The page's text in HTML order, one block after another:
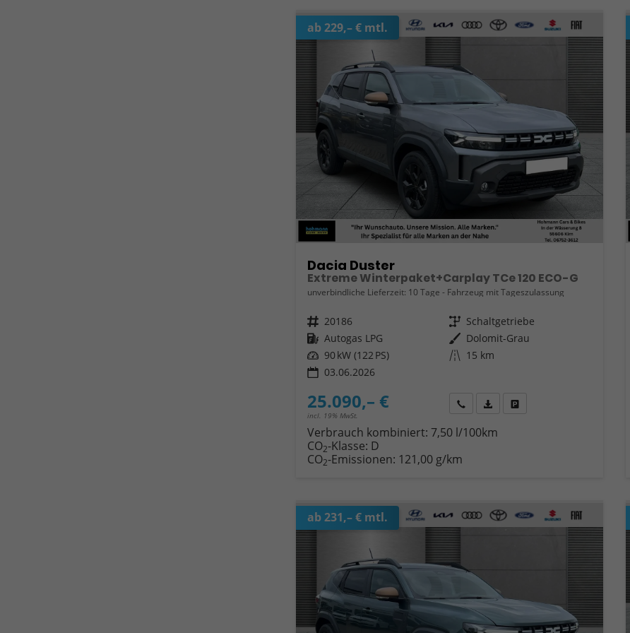
ab 229,– € mtl.
Dacia Duster
Extreme Winterpaket+Carplay TCe 120 ECO-G
unverbindliche Lieferzeit: 10 Tage Fahrzeug mit Tageszulassung
Fahrzeugnr. 20186 Getriebe Schaltgetriebe
Kraftstoff Autogas LPG Außenfarbe Dolomit-Grau
Leistung 90 kW (122 PS) Kilometerstand 15 km
03.06.2026
25.090,– €
incl. 19% MwSt.
Wir rufen Sie anFahrzeugexposé (PDF)
Verbrauch kombiniert: 7,50 l/100km
CO2-Klasse: D
CO2-Emissionen: 121,00 g/km
ab 231,– € mtl.